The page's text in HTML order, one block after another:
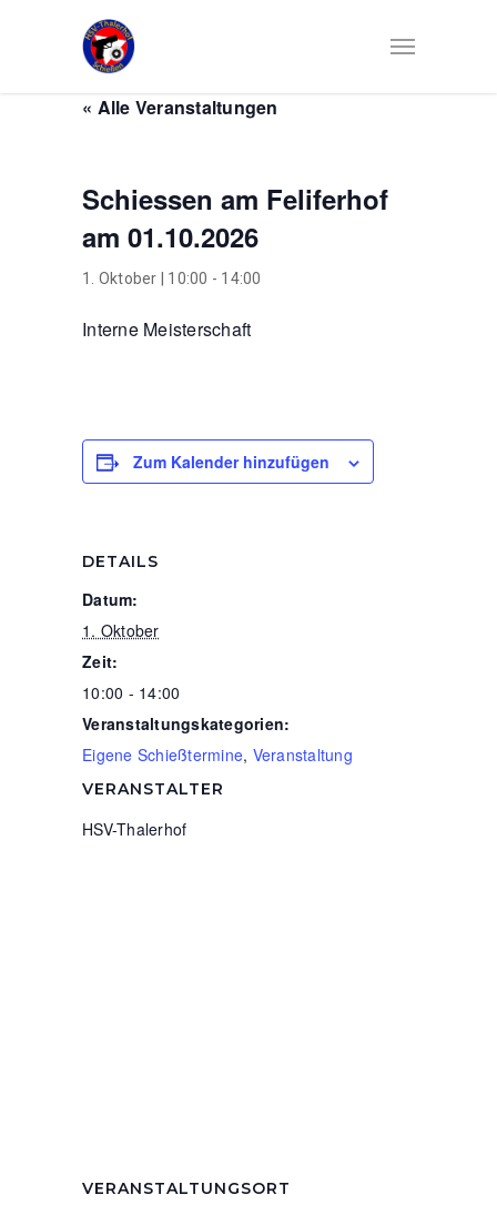
« Alle Veranstaltungen
Schiessen am Feliferhof
am 01.10.2026
1. Oktober | 10:00 - 14:00
Interne Meisterschaft
Zum Kalender hinzufügen
DETAILS
Datum:
1. Oktober
Zeit:
10:00 - 14:00
Veranstaltungskategorien:
Eigene Schießtermine, Veranstaltung
VERANSTALTER
HSV-Thalerhof
VERANSTALTUNGSORT